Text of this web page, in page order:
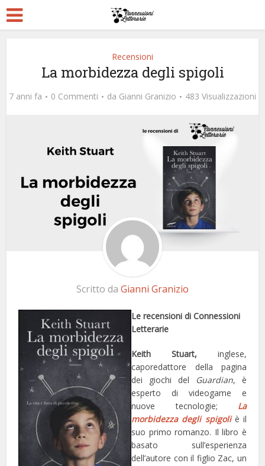
Recensioni
La morbidezza degli spigoli
7 anni fa 0 Commenti da Gianni Granizio 483 Visualizzazioni
Scritto da Gianni Granizio
Le recensioni di Connessioni
Letterarie
Keith Stuart, inglese,
caporedattore della pagina
dei giochi del
Guardian, è
esperto di videogame e
nuove tecnologie; La
morbidezza degli spigoliè il
suo primo romanzo. Il libro è
basato sull’esperienza
dell’autore con il figlio Zac, un